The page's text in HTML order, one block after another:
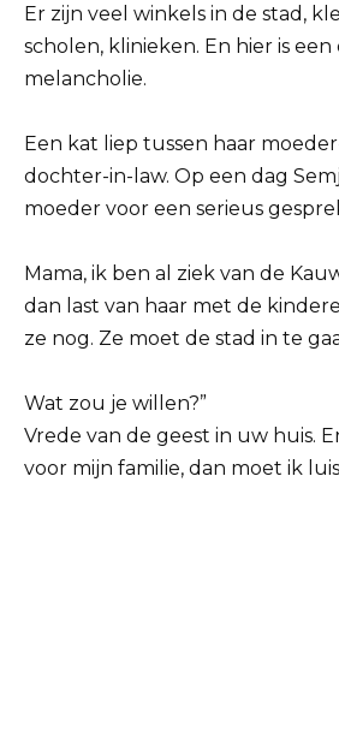
Er zijn veel winkels in de stad,
scholen, klinieken. En hier is
melancholie.
Een kat liep tussen haar
dochter-in-law. Op een dag
moeder voor een serieus
Mama, ik ben al ziek van de
dan last van haar met de
ze nog. Ze moet de stad in te
Wat zou je willen?”
Vrede van de geest in uw huis.
voor mijn familie, dan moet ik